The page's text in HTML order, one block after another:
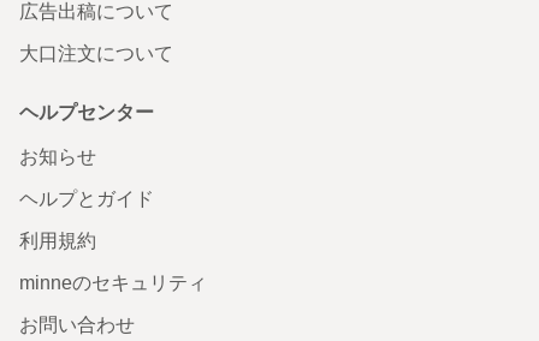
広告出稿について
大口注文について
ヘルプセンター
お知らせ
ヘルプとガイド
利用規約
minneのセキュリティ
お問い合わせ